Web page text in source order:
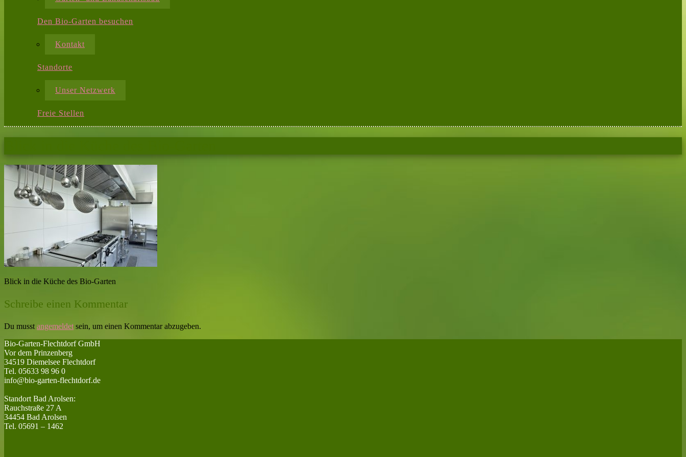
Den Bio-Garten besuchen
Kontakt
Standorte
Unser Netzwerk
Freie Stellen
Blick in die Küche des Bio-Garten
Schreibe einen Kommentar
Du musst angemeldet sein, um einen Kommentar abzugeben.
Bio-Garten-Flechtdorf GmbH
Vor dem Prinzenberg
34519 Diemelsee Flechtdorf
Tel. 05633 98 96 0
info@bio-garten-flechtdorf.de
Standort Bad Arolsen:
Rauchstraße 27 A
34454 Bad Arolsen
Tel. 05691 – 1462